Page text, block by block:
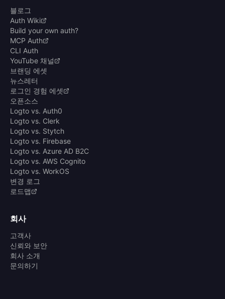
블로그
Auth Wiki
Build your own auth?
MCP Auth
CLI Auth
YouTube 채널
브랜딩 에셋
뉴스레터
로그인 경험 에셋
오픈소스
Logto vs. Auth0
Logto vs. Clerk
Logto vs. Stytch
Logto vs. Firebase
Logto vs. Azure AD B2C
Logto vs. AWS Cognito
Logto vs. WorkOS
변경 로그
로드맵
회사
고객사
신뢰와 보안
회사 소개
문의하기